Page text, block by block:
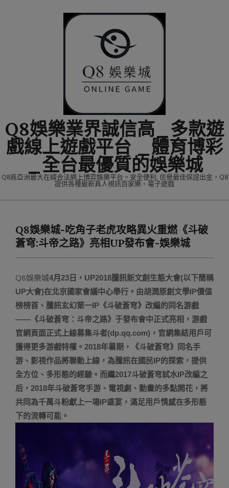
Q8娛樂業界誠信高_多款遊
戲線上遊戲平台 _體育博彩
_全台最優質的娛樂城
Q8爲亞洲最大在線合法網上博弈娛樂平台。安全便利, 信譽最佳保證出金，Q8
提供各種最新真人視訊百家樂、電子遊戲
MenuQ8娛樂城-吃角子老虎攻略異火重燃《斗破
蒼穹:斗帝之路》亮相UP發布會-娛樂城
Q8娛樂城4月23日，UP2018騰訊新文創生態大會(以下簡稱
UP大會)在北京國家會議中心舉行。由胡潤原創文學IP價值
榜榜首、騰訊玄幻第一IP《斗破蒼穹》改編的同名游戲
——《斗破蒼穹：斗帝之路》于發布會中正式亮相，游戲
官網頁面正式上線募集斗者(dp.qq.com)，官網集結用戶可
獲得更多游戲特權。2018年暑期，《斗破蒼穹》同名手
游、影視作品將聯動上線，為騰訊在國民IP的探索，提供
全方位、多形態的經驗。而繼2017斗破蒼穹試水IP改編之
后，2018年斗破蒼穹手游、電視劇、動畫的多點開花，將
共同為千萬斗粉獻上一場IP盛宴，滿足用戶情感在多形態
下的流轉可能。